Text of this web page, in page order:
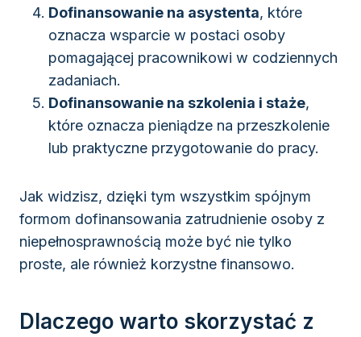
Dofinansowanie na asystenta, które
oznacza wsparcie w postaci osoby
pomagającej pracownikowi w codziennych
zadaniach.
Dofinansowanie na szkolenia i staże,
które oznacza pieniądze na przeszkolenie
lub praktyczne przygotowanie do pracy.
Jak widzisz, dzięki tym wszystkim spójnym
formom dofinansowania zatrudnienie osoby z
niepełnosprawnością może być nie tylko
proste, ale również korzystne finansowo.
Dlaczego warto skorzystać z